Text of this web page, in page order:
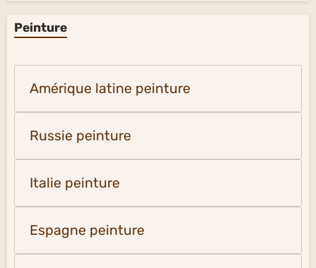
Peinture
Amérique latine peinture
Russie peinture
Italie peinture
Espagne peinture